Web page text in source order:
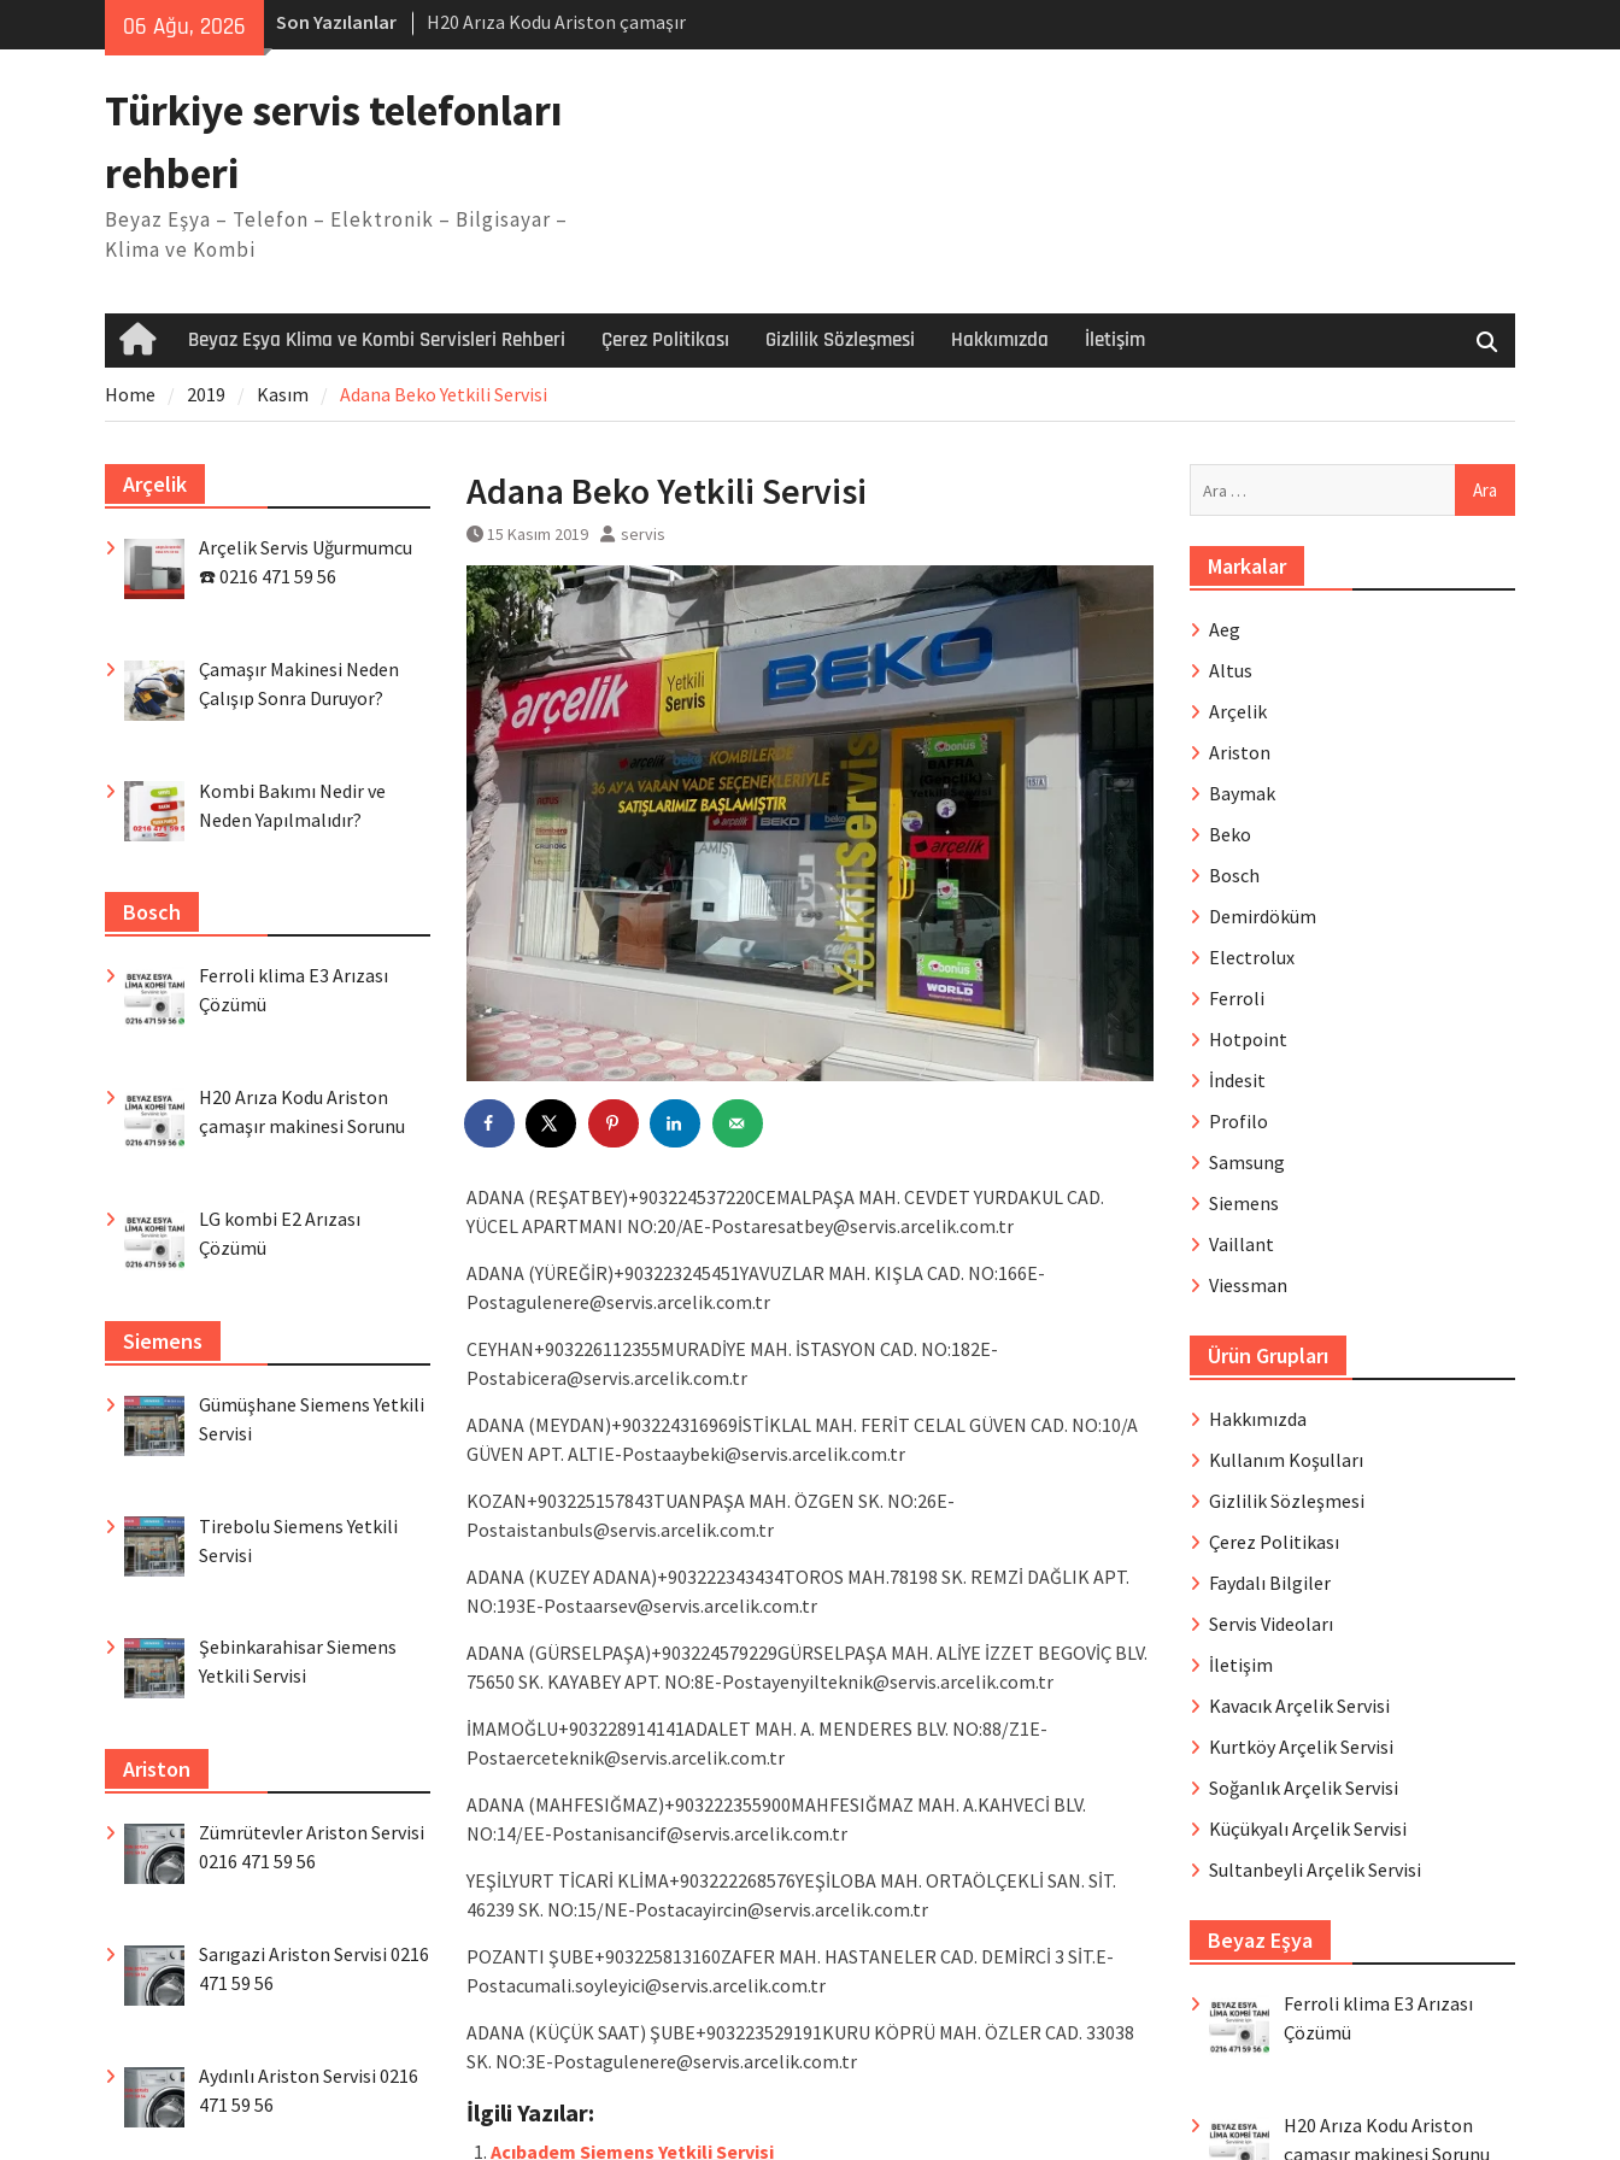
06 Ağu, 2026 Son Yazılanlar
H20 Arıza Kodu Ariston çamaşır
makinesi Sorunu
Arçelik buzdolabı F5 Hatası Çözüm
Ferroli klima E3 Arızası Çözümü
Türkiye servis telefonları
rehberi
Beyaz Eşya – Telefon – Elektronik – Bilgisayar –
Klima ve Kombi
HomeBeyaz Eşya Klima ve Kombi Servisleri Rehberi Çerez Politikası Gizlilik Sözleşmesi Hakkımızda İletişim
Home 2019 Kasım Adana Beko Yetkili Servisi
Adana Beko Yetkili Servisi
15 Kasım 2019 servis
ADANA (REŞATBEY)+903224537220CEMALPAŞA MAH. CEVDET YURDAKUL CAD.
YÜCEL APARTMANI NO:20/AE-Postaresatbey@servis.arcelik.com.tr
ADANA (YÜREĞİR)+903223245451YAVUZLAR MAH. KIŞLA CAD. NO:166E-
Postagulenere@servis.arcelik.com.tr
CEYHAN+903226112355MURADİYE MAH. İSTASYON CAD. NO:182E-
Postabicera@servis.arcelik.com.tr
ADANA (MEYDAN)+903224316969İSTİKLAL MAH. FERİT CELAL GÜVEN CAD. NO:10/A
GÜVEN APT. ALTIE-Postaaybeki@servis.arcelik.com.tr
KOZAN+903225157843TUANPAŞA MAH. ÖZGEN SK. NO:26E-
Postaistanbuls@servis.arcelik.com.tr
ADANA (KUZEY ADANA)+903222343434TOROS MAH.78198 SK. REMZİ DAĞLIK APT.
NO:193E-Postaarsev@servis.arcelik.com.tr
ADANA (GÜRSELPAŞA)+903224579229GÜRSELPAŞA MAH. ALİYE İZZET BEGOVİÇ BLV.
75650 SK. KAYABEY APT. NO:8E-Postayenyilteknik@servis.arcelik.com.tr
İMAMOĞLU+903228914141ADALET MAH. A. MENDERES BLV. NO:88/Z1E-
Postaerceteknik@servis.arcelik.com.tr
ADANA (MAHFESIĞMAZ)+903222355900MAHFESIĞMAZ MAH. A.KAHVECİ BLV.
NO:14/EE-Postanisancif@servis.arcelik.com.tr
YEŞİLYURT TİCARİ KLİMA+903222268576YEŞİLOBA MAH. ORTAÖLÇEKLİ SAN. SİT.
46239 SK. NO:15/NE-Postacayircin@servis.arcelik.com.tr
POZANTI ŞUBE+903225813160ZAFER MAH. HASTANELER CAD. DEMİRCİ 3 SİT.E-
Postacumali.soyleyici@servis.arcelik.com.tr
ADANA (KÜÇÜK SAAT) ŞUBE+903223529191KURU KÖPRÜ MAH. ÖZLER CAD. 33038
SK. NO:3E-Postagulenere@servis.arcelik.com.tr
İlgili Yazılar:
Acıbadem Siemens Yetkili Servisi
Markalar
Aeg
Altus
Arçelik
Ariston
Baymak
Beko
Bosch
Demirdöküm
Electrolux
Ferroli
Hotpoint
İndesit
Profilo
Samsung
Siemens
Vaillant
Viessman
Ürün Grupları
Hakkımızda
Kullanım Koşulları
Gizlilik Sözleşmesi
Çerez Politikası
Faydalı Bilgiler
Servis Videoları
İletişim
Kavacık Arçelik Servisi
Kurtköy Arçelik Servisi
Soğanlık Arçelik Servisi
Küçükyalı Arçelik Servisi
Sultanbeyli Arçelik Servisi
Beyaz Eşya
Ferroli klima E3 Arızası
Çözümü
H20 Arıza Kodu Ariston
çamaşır makinesi Sorunu
Arçelik
Arçelik Servis Uğurmumcu
☎️ 0216 471 59 56
Çamaşır Makinesi Neden
Çalışıp Sonra Duruyor?
Kombi Bakımı Nedir ve
Neden Yapılmalıdır?
Bosch
Ferroli klima E3 Arızası
Çözümü
H20 Arıza Kodu Ariston
çamaşır makinesi Sorunu
LG kombi E2 Arızası
Çözümü
Siemens
Gümüşhane Siemens Yetkili
Servisi
Tirebolu Siemens Yetkili
Servisi
Şebinkarahisar Siemens
Yetkili Servisi
Ariston
Zümrütevler Ariston Servisi
0216 471 59 56
Sarıgazi Ariston Servisi 0216
471 59 56
Aydınlı Ariston Servisi 0216
471 59 56